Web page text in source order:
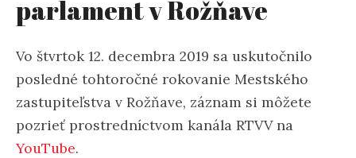
parlament v Rožňave
Vo štvrtok 12. decembra 2019 sa uskutočnilo
posledné tohtoročné rokovanie Mestského
zastupiteľstva v Rožňave, záznam si môžete
pozrieť prostredníctvom kanála RTVV na
YouTube.